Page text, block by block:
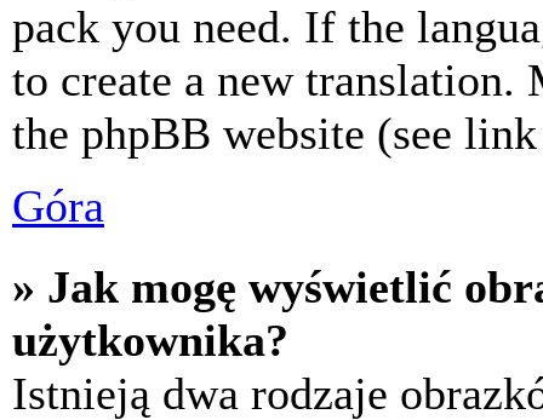
pack you need. If the
to create a new
the phpBB website (see
Góra
» Jak mogę wyświetlić
użytkownika?
Istnieją dwa rodzaje